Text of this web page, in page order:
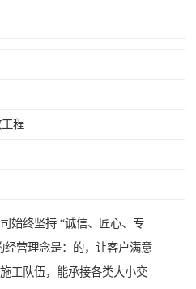
程
始终坚持 “诚信、匠心、专
经营理念是：的，让客户满意
工队伍，能承接各类大小交